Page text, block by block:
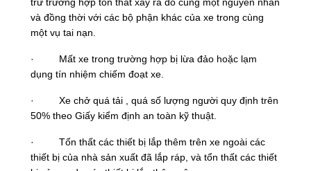
trừ trường hợp tổn thất xảy ra do cùng một nguyên nhân
và đồng thời với các bộ phận khác của xe trong cùng
một vụ tai nạn.
· Mất xe trong trường hợp bị lừa đảo hoặc lạm
dụng tín nhiệm chiếm đoạt xe.
· Xe chở quá tải , quá số lượng người quy định trên
50% theo Giấy kiểm định an toàn kỹ thuật.
· Tổn thất các thiết bị lắp thêm trên xe ngoài các
thiết bị của nhà sản xuất đã lắp ráp, và tổn thất các thiết